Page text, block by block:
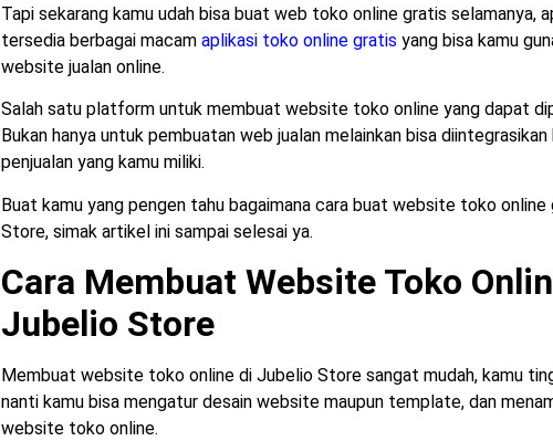
Tapi sekarang kamu udah bisa buat web toko online gratis selamanya,
tersedia berbagai macam aplikasi toko online gratis yang bisa kamu
website jualan online.
Salah satu platform untuk membuat website toko online yang dapat
Bukan hanya untuk pembuatan web jualan melainkan bisa diintegrasikan
penjualan yang kamu miliki.
Buat kamu yang pengen tahu bagaimana cara buat website toko
Store, simak artikel ini sampai selesai ya.
Cara Membuat Website Toko
Jubelio Store
Membuat website toko online di Jubelio Store sangat mudah, kamu
nanti kamu bisa mengatur desain website maupun template, dan
website toko online.